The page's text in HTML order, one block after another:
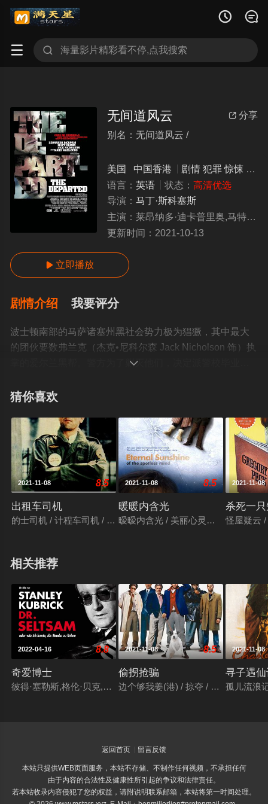
 
 
 分享
无间道风云
别名：无间道风云 /
美国
中国香港 剧情 犯罪 惊悚
语言： 英语 状态： 高清优选
导演： 马丁·斯科塞斯
主演： 莱昂纳多·迪卡普里奥,马特·达蒙,杰克·尼科尔森,马克·沃尔伯格,马丁·辛,雷·温斯顿
更新时间： 2021-10-13
 立即播放
剧情介绍 我要评分
波士顿南部的马萨诸塞州黑社会势力极为猖獗，其中最大
的团伙要数弗兰克（杰克•尼科尔森 Jack Nicholson 饰）执
掌的爱尔兰黑帮。警方为了剿灭他们，决定派警校毕业生
其中做卧底。警官的冷嘲热讽，让曾有过底层生活的比利
也只得服从命令，在经过烧杀抢掠的洗礼后，他赢得了弗
兰克的信任。与此同时，同是毕业生的科林（马特•达蒙
Matt Damon饰）因为缉私有功，获得了上级的嘉奖，并且
正在跟心仪女友筹备婚事。而实际上，他是弗兰克安插到
警队的一枚棋子，两人勾结牟取私利。警匪先后发现存在
内鬼，一场猫鼠博弈由此展开……
本片获得第79届奥斯卡金像奖最佳影片、马

猜你喜欢
2021-11-08 8.5
出租车司机
的士司机 / 计程车司机 / 出租汽车司机
2021-11-08 8.5
暖暖内含光
暧暧内含光 / 美丽心灵的永恒阳光 /
2021-11-08
杀死一
怪屋疑云
相关推荐
2022-04-16 8.8
奇爱博士
彼得·塞勒斯,格伦·贝克,詹姆斯·厄尔·琼斯,乔治·C·斯科特,谢恩·
2021-11-08 8.5
偷拐抢骗
边个够我姜(港) / 掠夺 / 贪得无厌 / 偷
2021-11-08
寻子遇
孤儿流浪
返回首页 留言反馈
本站只提供WEB页面服务，本站不存储、不制作任何视频，不承担任何
由于内容的合法性及健康性所引起的争议和法律责任。
若本站收录内容侵犯了您的权益，请附说明联系邮箱，本站将第一时间处理。